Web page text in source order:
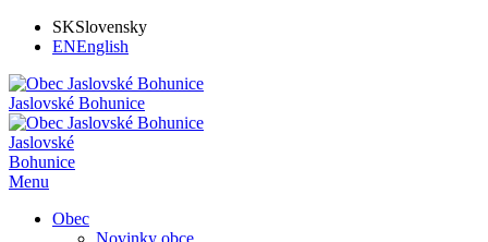
SKSlovensky
ENEnglish
Jaslovské Bohunice
Jaslovské
Bohunice
Menu
Obec
Novinky obce